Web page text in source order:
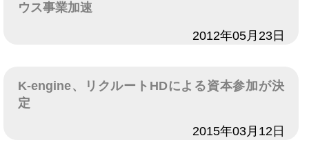
ウス事業加速
2012年05月23日
K-engine、リクルートHDによる資本参加が決
定
2015年03月12日